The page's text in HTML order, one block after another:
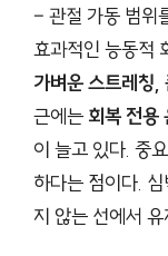
– 관절 가동 범위
효과적인 능동적
가벼운 스트레칭,
근에는 회복 전용
이 늘고 있다. 중
하다는 점이다.
지 않는 선에서